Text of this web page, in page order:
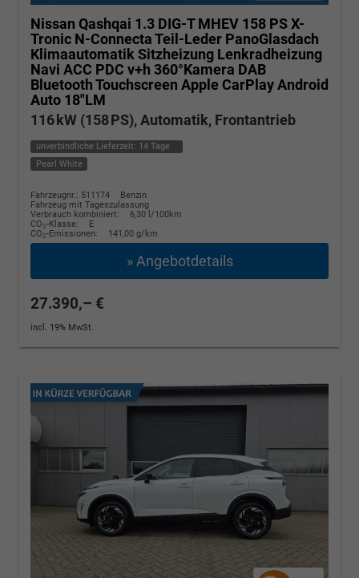
Nissan Qashqai 1.3 DIG-T MHEV 158 PS X-
Tronic N-Connecta Teil-Leder PanoGlasdach
Klimaautomatik Sitzheizung Lenkradheizung
Navi ACC PDC v+h 360°Kamera DAB
Bluetooth Touchscreen Apple CarPlay Android
Auto 18"LM
116 kW (158 PS), Automatik, Frontantrieb
unverbindliche Lieferzeit: 14 Tage
Pearl White
Fahrzeugnr.: 511174
Benzin
Fahrzeug mit Tageszulassung
Verbrauch kombiniert:
6,30 l/100km
CO2-Klasse:
E
CO2-Emissionen: 141,00 g/km
» Angebotdetails
27.390,– €
incl. 19% MwSt.